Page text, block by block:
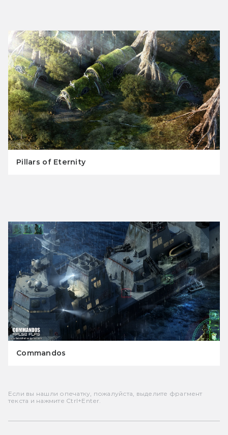
Pillars of Eternity
Commandos
Если вы нашли опечатку, пожалуйста, выделите фрагмент
текста и нажмите Ctrl+Enter.